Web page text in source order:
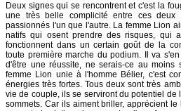
Deux signes qui se rencontrent et c'est la
une très belle complicité entre ces deux
passionnés l'un que l'autre. La femme Lion
natifs qui osent prendre des risques, qui
fonctionnent dans un certain goût de la
toute première marche du podium. Il va
d'être une réussite, ne serais-ce au
femme Lion unie à l'homme Bélier, c'est
énergies très fortes. Tous deux sont très
vie de couple, ils se serviront du potentiel de
sommets. Car ils aiment briller, apprécient